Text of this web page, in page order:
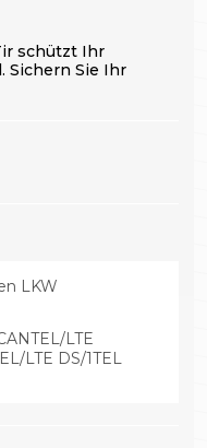
schützt Ihr
Sichern Sie Ihr
LKW
LTE
LTE DS/1TEL